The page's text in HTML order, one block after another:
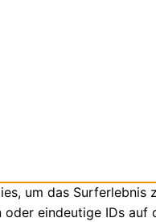
um das Surferlebnis
eindeutige IDs auf